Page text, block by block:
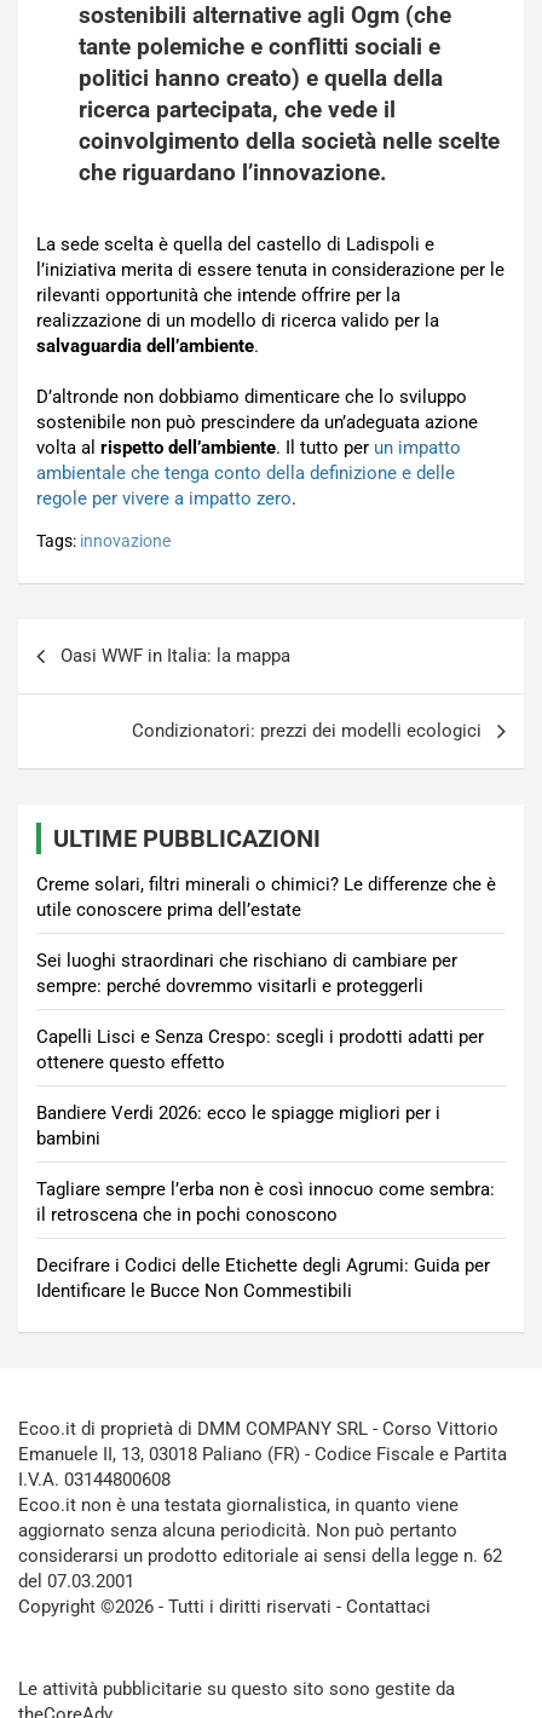
sostenibili alternative agli Ogm (che
tante polemiche e conflitti sociali e
politici hanno creato) e quella della
ricerca partecipata, che vede il
coinvolgimento della società nelle scelte
che riguardano l’innovazione.
La sede scelta è quella del castello di Ladispoli e
l’iniziativa merita di essere tenuta in considerazione per le
rilevanti opportunità che intende offrire per la
realizzazione di un modello di ricerca valido per la
salvaguardia dell’ambiente.
D’altronde non dobbiamo dimenticare che lo sviluppo
sostenibile non può prescindere da un’adeguata azione
volta al rispetto dell’ambiente. Il tutto per un impatto
ambientale che tenga conto della definizione e delle
regole per vivere a impatto zero.
Tags: innovazione
Oasi WWF in Italia: la mappa
Condizionatori: prezzi dei modelli ecologici
ULTIME PUBBLICAZIONI
Creme solari, filtri minerali o chimici? Le differenze che è
utile conoscere prima dell’estate
Sei luoghi straordinari che rischiano di cambiare per
sempre: perché dovremmo visitarli e proteggerli
Capelli Lisci e Senza Crespo: scegli i prodotti adatti per
ottenere questo effetto
Bandiere Verdi 2026: ecco le spiagge migliori per i
bambini
Tagliare sempre l’erba non è così innocuo come sembra:
il retroscena che in pochi conoscono
Decifrare i Codici delle Etichette degli Agrumi: Guida per
Identificare le Bucce Non Commestibili
Ecoo.it di proprietà di DMM COMPANY SRL - Corso Vittorio
Emanuele II, 13, 03018 Paliano (FR) - Codice Fiscale e Partita
I.V.A. 03144800608
Ecoo.it non è una testata giornalistica, in quanto viene
aggiornato senza alcuna periodicità. Non può pertanto
considerarsi un prodotto editoriale ai sensi della legge n. 62
del 07.03.2001
Copyright ©2026 - Tutti i diritti riservati - Contattaci
Le attività pubblicitarie su questo sito sono gestite da